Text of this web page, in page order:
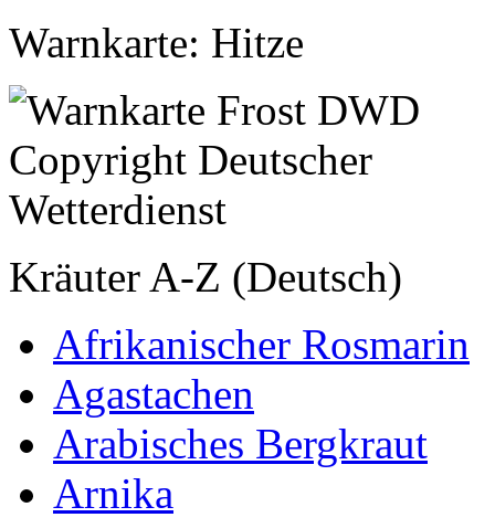
Warnkarte: Hitze
Kräuter A-Z (Deutsch)
Afrikanischer Rosmarin
Agastachen
Arabisches Bergkraut
Arnika